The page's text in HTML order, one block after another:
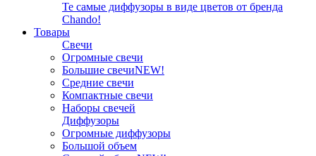
Те самые диффузоры в виде цветов от бренда
Chando!
Товары
Свечи
Огромные свечи
Большие свечиNEW!
Средние свечи
Компактные свечи
Наборы свечей
Диффузоры
Огромные диффузоры
Большой объем